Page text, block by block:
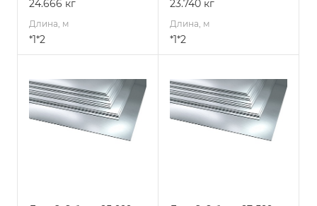
24.666 кг
Длина, м
*1*2
23.740 кг
Длина, м
*1*2